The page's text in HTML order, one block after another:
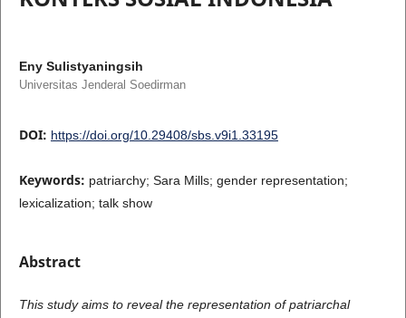
Eny Sulistyaningsih
Universitas Jenderal Soedirman
DOI: https://doi.org/10.29408/sbs.v9i1.33195
Keywords: patriarchy; Sara Mills; gender representation;
lexicalization; talk show
Abstract
This study aims to reveal the representation of patriarchal